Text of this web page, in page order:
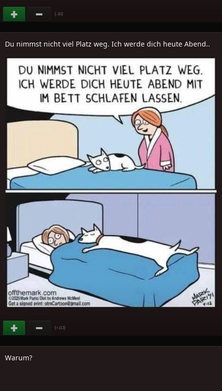
(-30)
Du nimmst nicht viel Platz weg. Ich werde dich heute Abend..
(+113)
Warum?